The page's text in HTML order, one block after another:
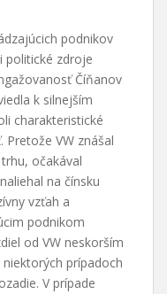
podnikov
politické zdroje
Číňanov
k silnejším
charakteristické
VW znášal
očakával
na čínsku
vzťah a
podnikom
od VW neskorším
prípadoch
V prípade